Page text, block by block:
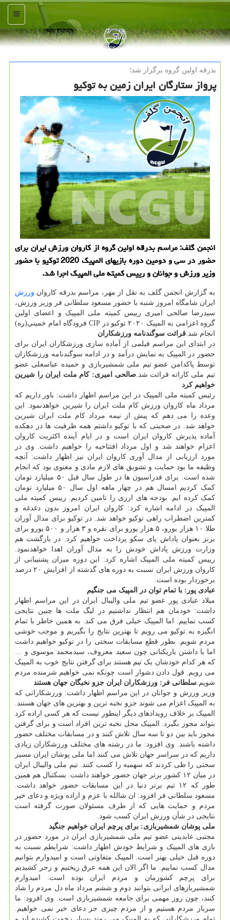
منو
بدرقه اولین گروه برگزار شد؛
پرواز ستارگان ایران زمین به توكیو
انجمن گلف: مراسم بدرقه اولین گروه از کاروان ورزش ایران برای
حضور در سی و دومین دوره بازیهای المپیک 2020 توکیو با حضور
وزیر ورزش و جوانان و رییس کمیته ملی المپیک اجرا شد.
به گزارش انجمن گلف به نقل از مهر، مراسم بدرقه کاروان ورزش
ایران شامگاه امروز شنبه با حضور مسعود سلطانی فر وزیر ورزش،
سیدرضا صالحی امیری رییس کمیته ملی المپیک و اعضای اولین
گروه اعزامی به المپیک ۲۰۲۰ توکیو در CIP فرودگاه امام خمینی(ره)
انجام شد. قرائت سوگندنامه ورزشکاران
در ابتدای این مراسم فیلمی از آماده سازی ورزشکاران ایران برای
حضور در المپیک به نمایش درآمد و در ادامه سوگندنامه ورزشکاران
توسط پاکدامن عضو تیم ملی شمشیربازی و حمیده عباسعلی عضو
تیم ملی کاراته قرائت شد.صالحی امیری: کام ملت ایران را شیرین
خواهیم کرد
رئیس کمیته ملی المپیک در این مراسم اظهار داشت: باور داریم که
مرداد ماه کاروان ورزش کام ملت ایران را شیرین خواهدنمود. این
وعده را می دهم که پیش از نیمه مرداد کام ملت ایران شیرین
خواهد شد. در صحبتی که با توکیو داشتم همه ظرفیت ها در دهکده
آماده پذیرش کاروان ایران است و در ایام آینده اکثریت کاروان
اعزام خواهند شد و اول مرداد افتتاحیه را خواهیم داشت. وی در
مورد ارزیابی از مدال آوری کاروان ایران نیز اظهار داشت: آنچه
وظیفه ما بود حمایت و تشویق های لازم مادی و معنوی بود که انجام
شده است. برای فدراسیون ها در طول سال قبل ۵۰ میلیارد تومان
کمک کردیم امسال هم در چهار ماهه اول سال ۵۰ میلیارد تومان
کمک کرده ایم. بودجه های ارزی را تامین کردیم. رییس کمیته ملی
المپیک در ادامه اشاره کرد: کاروان ایران امروز بدون دغدغه و
کمترین اضطراب راهی توکیو خواهد شد. در توکیو برای مدال آوران
طلا ۱۰ هزار یورو، ۵ هزار یورو برای نقره و ۳ هزار و ۵۰۰ یورو برای
برنز بعنوان پاداش پای سکو پرداخت خواهیم کرد. در بازگشت هم
وزارت ورزش پاداش خودش را به مدال آوران اهدا خواهدنمود.
رییس کمیته ملی المپیک اشاره کرد: این دوره میزان پشتیبانی از
کاروان ورزش ایران نسبت به دوره های گذشته از افزایش ۲۰ درصد
برخوردار بوده است.
عبادی پور: با تمام توان در المپیک می جنگیم
میلاد عبادی پور عضو تیم ملی والیبال ایران در این مراسم اظهار
داشت: خودمان هم انتظار نداشتیم در لیگ ملت ها چنین نتایجی
کسب نماییم. اما المپیک خیلی فرق می کند. به همین خاطر با تمام
انگیزه به توکیو می رویم تا بهترین نتایج را بگیریم و موجب خوشی
مردم شویم. بطور قطع مسابقات سختی را در توکیو خواهیم داشت
اما با داشتن بازیکنانی چون سعید معروف، سیدمحمد موسوی و …
که هر کدام خودشان یک تیم هستند برای گرفتن نتایج خوب به المپیک
می رویم. قول دادن دشوار است چونکه نمی خواهیم شرمنده مردم
شویم. سلطانی فر: ورزشکاران ایران جزو نخبگان جهان هستند
وزیر ورزش و جوانان در این مراسم اظهار داشت: ورزشکارانی که
به المپیک اعزام می شوند جزو نخبه ترین و بهترین های جهان هستند.
المپیک بر خلاف رویدادهای دیگر اینطور نیست که هر کسی اراده کرد
بتواند مجوز بگیرد. المپیک محل نخبه ترین افراد است و برای گرفتن
مجوز باید بین دو تا سه سال تلاش کنند و در مسابقات مختلف حضور
داشته باشند. وی افزود: ما در رشته های مختلف ورزشکاران زیادی
داریم که در سراسر جهان تلاش می کنند اما ملی پوشان ایران مسیر
سختی را طی کردند که سهمیه را کسب کنند. تیم ملی والیبال ایران
در میان ۱۲ کشور برتر جهان حضور خواهند داشت. بسکتبال هم همین
طور که ۱۲ تیم برتر دنیا در این مسابقات حضور خواهد داشت.
مسعود سلطانی فر افزود: ان شالله با عزم و اراده ویژه و دعای خیر
مردم و حمایت هایی که از طرف مسئولان صورت گرفته است
نتایجی در شأن ورزش ایران کسب شود.
ملی پوشان شمشیربازی: برای پرچم ایران خواهیم جنگید
مجتبی عابدینی عضو تیم ملی شمشیربازی ایران در مورد حضور در
بازی های المپیک و شرایط خودش اظهار داشت: شرایطم نسبت به
دوره قبل خیلی بهتر است. المپیک متفاوتی است و امیدوارم بتوانیم
مدال کسب نماییم. ما اگر الان این همه عرق ریختیم و زجر کشیدیم
برای پرچم کشورمان و مردم ایران بوده است. امیدوارم
شمشیربازهای ایرانی بتوانند دوم و ششم مرداد ماه دل مردم را شاد
کنند، چون روز مهمی برای جامعه شمشیربازی است. وی افزود: ما
سرباز مردم هستیم و از مردم چیزی جز دعای خیر نمی خواهیم.